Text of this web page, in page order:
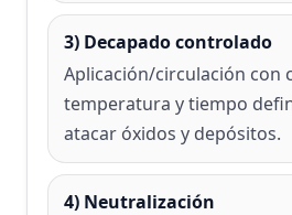
3) Decapado controlado
Aplicación/circulación con
temperatura y tiempo
atacar óxidos y depósitos.
4) Neutralización